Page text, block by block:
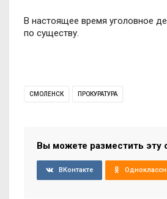
В настоящее время уголовное
по существу.
СМОЛЕНСК ПРОКУРАТУРА
Вы можете разместить эту
ВКонтакте